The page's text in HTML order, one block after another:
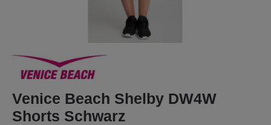
Venice Beach Shelby DW4W
Shorts Schwarz